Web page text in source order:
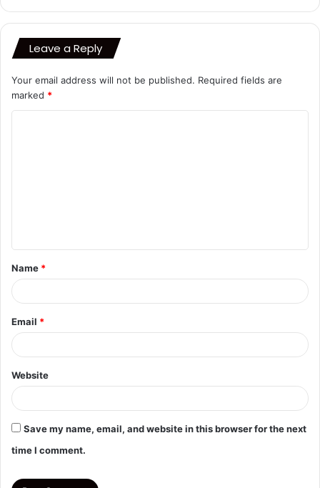
Leave a Reply
Your email address will not be published. Required fields are
marked *
t
*
Name *
Email *
Website
Save my name, email, and website in this browser for the next
time I comment.